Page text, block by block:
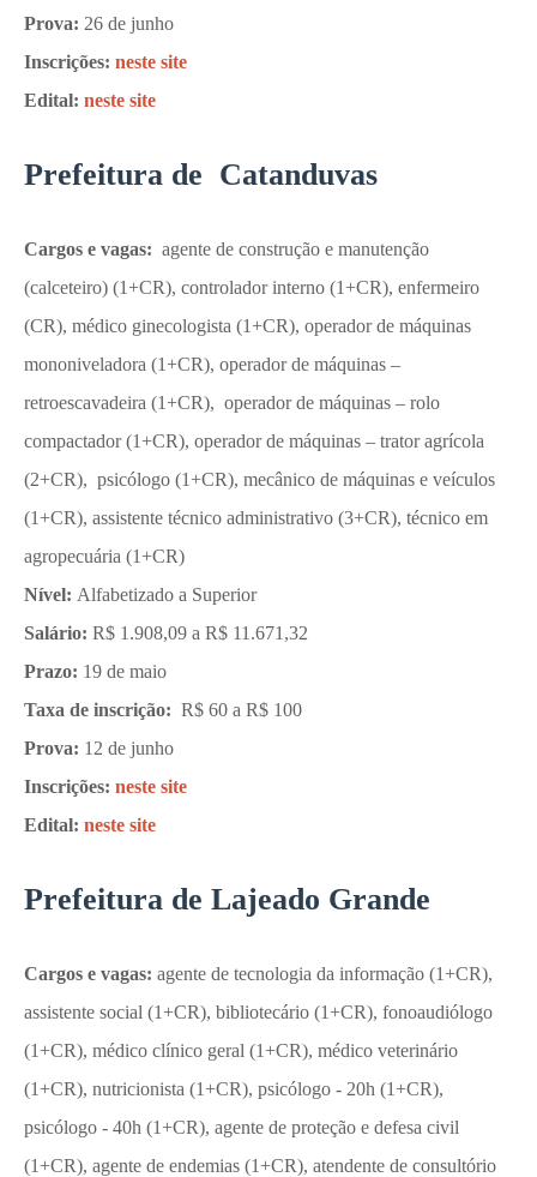
Prova: 26 de junho
Inscrições: neste site
Edital: neste site
Prefeitura de Catanduvas
Cargos e vagas: agente de construção e manutenção
(calceteiro) (1+CR), controlador interno (1+CR), enfermeiro
(CR), médico ginecologista (1+CR), operador de máquinas
mononiveladora (1+CR), operador de máquinas –
retroescavadeira (1+CR), operador de máquinas – rolo
compactador (1+CR), operador de máquinas – trator agrícola
(2+CR), psicólogo (1+CR), mecânico de máquinas e veículos
(1+CR), assistente técnico administrativo (3+CR), técnico em
agropecuária (1+CR)
Nível: Alfabetizado a Superior
Salário: R$ 1.908,09 a R$ 11.671,32
Prazo: 19 de maio
Taxa de inscrição: R$ 60 a R$ 100
Prova: 12 de junho
Inscrições: neste site
Edital: neste site
Prefeitura de Lajeado Grande
Cargos e vagas: agente de tecnologia da informação (1+CR),
assistente social (1+CR), bibliotecário (1+CR), fonoaudiólogo
(1+CR), médico clínico geral (1+CR), médico veterinário
(1+CR), nutricionista (1+CR), psicólogo - 20h (1+CR),
psicólogo - 40h (1+CR), agente de proteção e defesa civil
(1+CR), agente de endemias (1+CR), atendente de consultório